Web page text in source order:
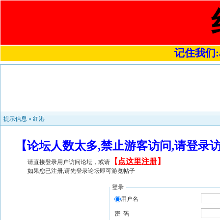
记住我们
提示信息 » 红港
【论坛人数太多,禁止游客访问,请登
请直接登录用户访问论坛，或请 【 点这里注册】
如果您已注册,请先登录论坛即可游览帖子
登录
用户名
密 码